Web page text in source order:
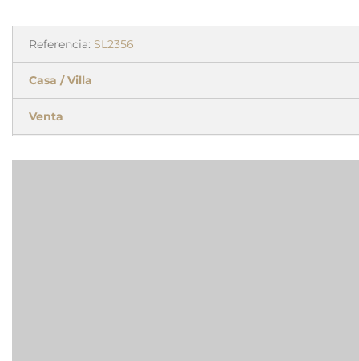
Referencia: SL2356
Casa / Villa
Venta